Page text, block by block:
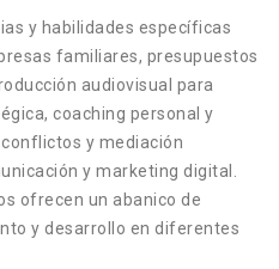
y habilidades específicas
familiares, presupuestos
audiovisual para
coaching personal y
y mediación
y marketing digital.
ofrecen un abanico de
y desarrollo en diferentes